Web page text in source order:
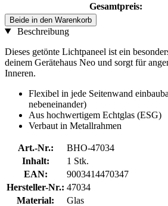
Gesamtpreis:
Beide in den Warenkorb
Beschreibung
Dieses getönte Lichtpaneel ist ein
deinem Gerätehaus Neo und sorgt für
Inneren.
Flexibel in jede Seitenwand
nebeneinander)
Aus hochwertigem Echtglas (ESG)
Verbaut in Metallrahmen
Art.-Nr.:
BHO-47034
Inhalt:
1 Stk.
EAN:
9003414470347
Hersteller-Nr.: 47034
Material:
Glas